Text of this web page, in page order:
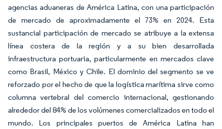
agencias aduaneras de América Latina, con una participación
de mercado de aproximadamente el 73% en 2024. Esta
sustancial participación de mercado se atribuye a la extensa
línea costera de la región y a su bien desarrollada
infraestructura portuaria, particularmente en mercados clave
como Brasil, México y Chile. El dominio del segmento se ve
reforzado por el hecho de que la logística marítima sirve como
columna vertebral del comercio internacional, gestionando
alrededor del 84% de los volúmenes comercializados en todo el
mundo. Los principales puertos de América Latina han